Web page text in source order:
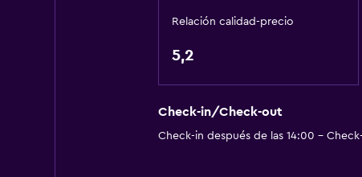
Relación calidad-precio
5,2
Check-in/Check-out
Check-in después de las 14:00 -